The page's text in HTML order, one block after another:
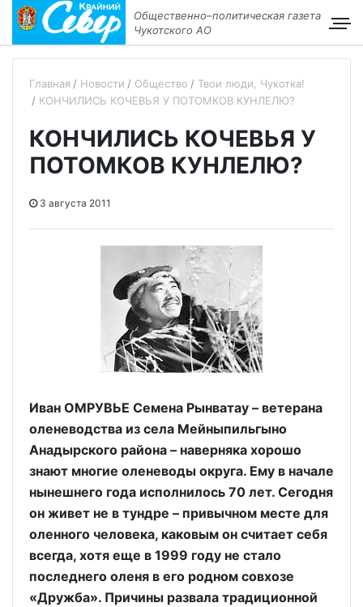
Общественно–политическая газета
Чукотского АО
Главная Новости Общество
Твои люди, Чукотка!
КОНЧИЛИСЬ КОЧЕВЬЯ У ПОТОМКОВ КУНЛЕЛЮ?
КОНЧИЛИСЬ КОЧЕВЬЯ У
ПОТОМКОВ КУНЛЕЛЮ?
3 августа 2011
Иван ОМРУВЬЕ Семена Рынватау – ветерана
оленеводства из села Мейныпильгыно
Анадырского района – наверняка хорошо
знают многие оленеводы округа. Ему в начале
нынешнего года исполнилось 70 лет. Сегодня
он живет не в тундре – привычном месте для
оленного человека, каковым он считает себя
всегда, хотя еще в 1999 году не стало
последнего оленя в его родном совхозе
«Дружба». Причины развала традиционной